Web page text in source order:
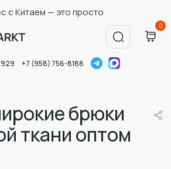
с Китаем — это просто
0
+7 (958) 756-8188
брюки
ткани оптом